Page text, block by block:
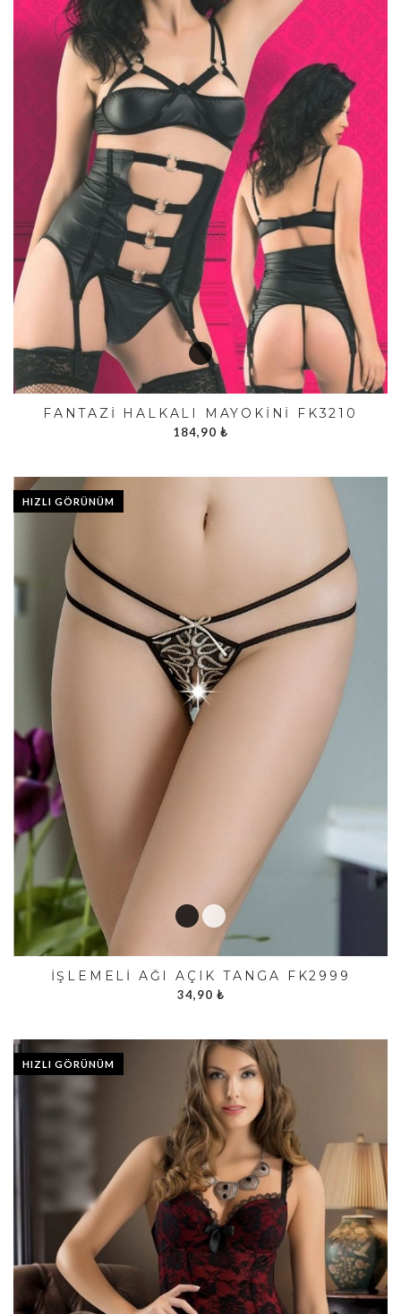
FANTAZI HALKALI MAYOKINI FK3210
184,90 ₺
HIZLI GÖRÜNÜM
İŞLEMELI AĞI AÇIK TANGA FK2999
34,90 ₺
HIZLI GÖRÜNÜM